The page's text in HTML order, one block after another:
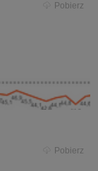
Pobierz
Pobierz